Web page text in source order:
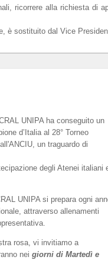
ricorrere alla richiesta di
è sostituito dal Vice
UNIPA ha conseguito un
d’Italia al 28° Torneo
un traguardo di
degli Atenei italiani
UNIPA si prepara ogni
attraverso allenamenti
rosa, vi invitiamo a
nei giorni di Martedì e